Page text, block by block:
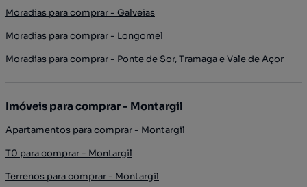
Moradias para comprar - Galveias
Moradias para comprar - Longomel
Moradias para comprar - Ponte de Sor, Tramaga e Vale de Açor
Imóveis para comprar - Montargil
Apartamentos para comprar - Montargil
T0 para comprar - Montargil
Terrenos para comprar - Montargil